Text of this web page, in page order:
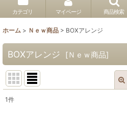
カテゴリ マイページ 商品検索
ホーム > Ｎｅｗ商品 > BOXアレンジ
BOXアレンジ [Ｎｅｗ商品]
1件